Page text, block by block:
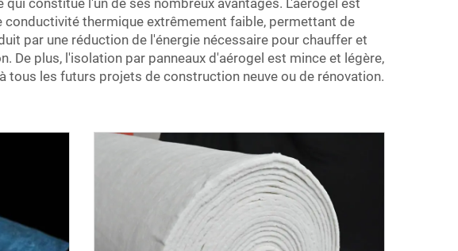
constitue l'un de ses nombreux avantages. L'aérogel est
thermique extrêmement faible, permettant de
par une réduction de l'énergie nécessaire pour chauffer et
plus, l'isolation par panneaux d'aérogel est mince et légère,
tous les futurs projets de construction neuve ou de rénovation.